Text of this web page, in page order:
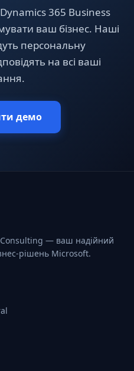
365 Business
ваш бізнес. Наші
персональну
на всі ваші
демо
— ваш надійний
рішень Microsoft.